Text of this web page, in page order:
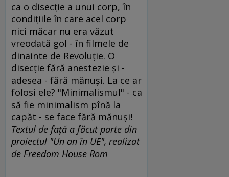
ca o disecţie a unui corp, în
condiţiile în care acel corp
nici măcar nu era văzut
vreodată gol - în filmele de
dinainte de Revoluţie. O
disecţie fără anestezie şi -
adesea - fără mănuşi. La ce ar
folosi ele? "Minimalismul" - ca
să fie minimalism pînă la
capăt - se face fără mănuşi!
Textul de faţă a făcut parte din
proiectul "Un an în UE", realizat
de Freedom House Rom